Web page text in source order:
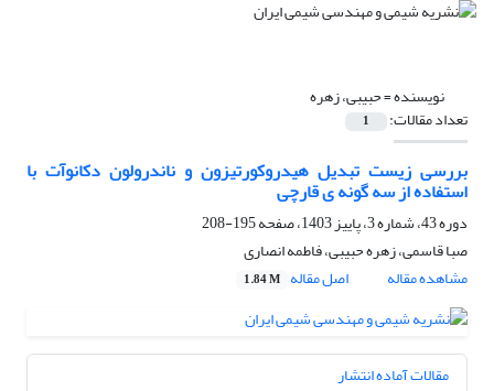
نویسنده =حبیبی، زهره
تعداد مقالات: 1
بررسی زیست تبدیل هیدروکورتیزون و ناندرولون دکانوآت با
استفاده از سه گونه ی قارچی
دوره 43، شماره 3، پاییز 1403، صفحه
195-208
صبا قاسمی، زهره حبیبی، فاطمه انصاری
مشاهده مقاله
اصل مقاله 1.84 M
مقالات آماده انتشار